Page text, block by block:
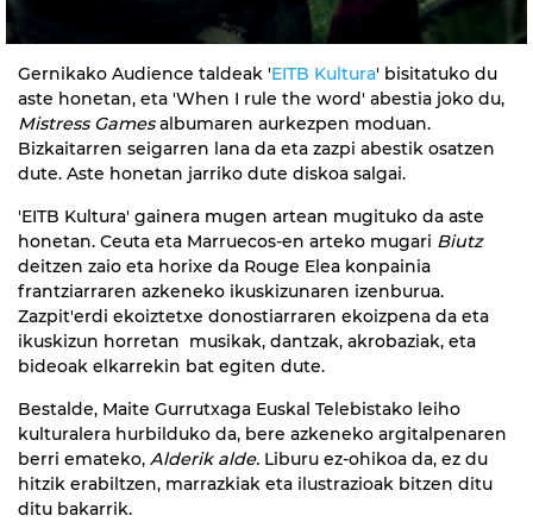
Gernikako Audience taldeak 'EITB Kultura' bisitatuko du
aste honetan, eta 'When I rule the word' abestia joko du,
Mistress Gamesalbumaren aurkezpen moduan.
Bizkaitarren seigarren lana da eta zazpi abestik osatzen
dute. Aste honetan jarriko dute diskoa salgai.
'EITB Kultura' gainera mugen artean mugituko da aste
honetan. Ceuta eta Marruecos-en arteko mugari Biutz
deitzen zaio eta horixe da Rouge Elea konpainia
frantziarraren azkeneko ikuskizunaren izenburua.
Zazpit'erdi ekoiztetxe donostiarraren ekoizpena da eta
ikuskizun horretan musikak, dantzak, akrobaziak, eta
bideoak elkarrekin bat egiten dute.
Bestalde, Maite Gurrutxaga Euskal Telebistako leiho
kulturalera hurbilduko da, bere azkeneko argitalpenaren
berri emateko, Alderik alde. Liburu ez-ohikoa da, ez du
hitzik erabiltzen, marrazkiak eta ilustrazioak bitzen ditu
ditu bakarrik.